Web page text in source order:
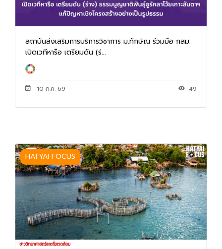
สถาบันส่งเสริมการบริการวิชาการ ม.ทักษิณ ร่วมมือ กสม.
เปิดเวทีหารือ เตรียมดัน (ร่...
10 ก.ค. 69 49
HATYAI FOCUS